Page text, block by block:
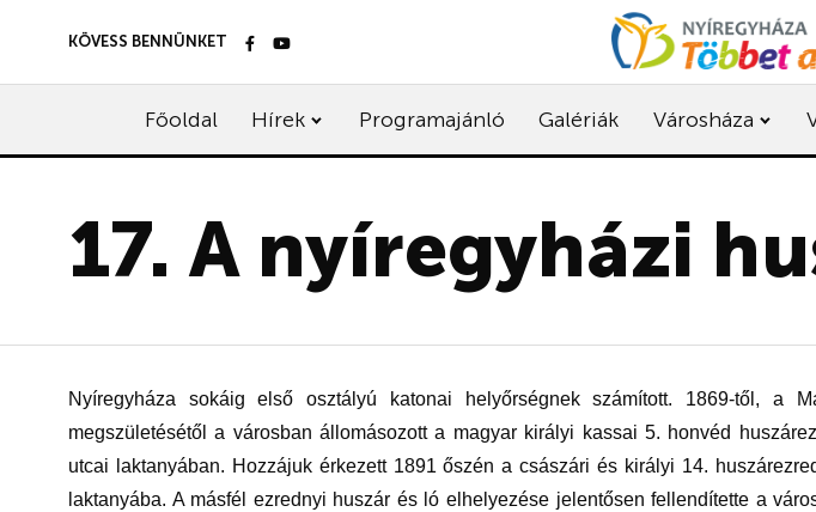
KÖVESS BENNÜNKET
Főoldal Hírek Programajánló Galériák Városháza
17. A nyíregyházi
Nyíregyháza sokáig első osztályú katonai helyőrségnek számított. 1869-től, a
megszületésétől a városban állomásozott a magyar királyi kassai 5. honvéd
utcai laktanyában. Hozzájuk érkezett 1891 őszén a császári és királyi 14.
laktanyába. A másfél ezrednyi huszár és ló elhelyezése jelentősen fellendítette a